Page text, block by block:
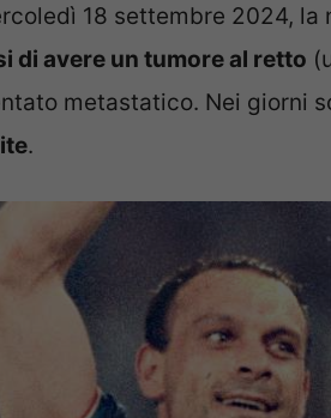
18 settembre 2024, la
di avere un tumore al retto
metastatico. Nei giorni
.